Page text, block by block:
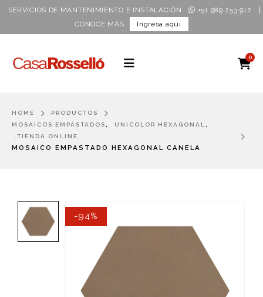
SERVICIOS DE MANTENIMIENTO E INSTALACIÓN +51 989 253 912
CONOCE MÁS Ingresa aquí
0
HOME
PRODUCTOS
MOSAICOS EMPASTADOS, UNICOLOR HEXAGONAL ,
.TIENDA ONLINE.
MOSAICO EMPASTADO HEXAGONAL CANELA
-94%